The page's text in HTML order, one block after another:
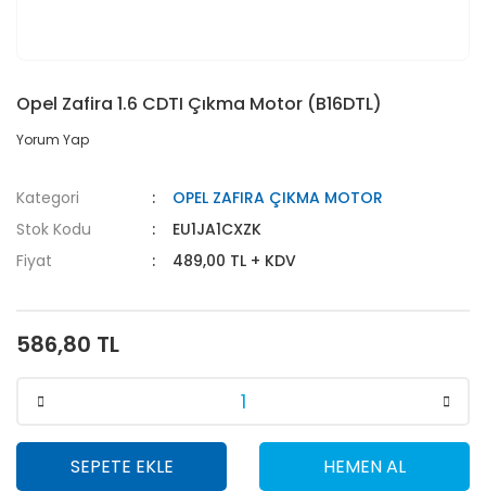
Opel Zafira 1.6 CDTI Çıkma Motor (B16DTL)
Yorum Yap
Kategori
OPEL ZAFIRA ÇIKMA MOTOR
Stok Kodu
EU1JA1CXZK
Fiyat
489,00 TL + KDV
586,80 TL
SEPETE EKLE HEMEN AL